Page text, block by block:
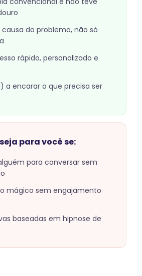
do problema, não só
rápido, personalizado e
a encarar o que precisa ser
para você se:
para conversar sem
mágico sem engajamento
baseadas em hipnose de